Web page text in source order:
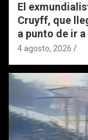
El
Cruyff, que
a punto de ir
4 agosto, 2026